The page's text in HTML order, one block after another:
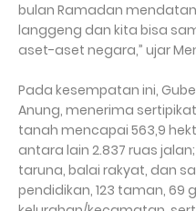
bulan Ramadan
langgeng dan kita bisa
aset-aset negara,” ujar
Pada kesempatan ini,
Anung, menerima
tanah mencapai 563,9
antara lain 2.837 ruas
taruna, balai rakyat, dan
pendidikan, 123 taman, 69